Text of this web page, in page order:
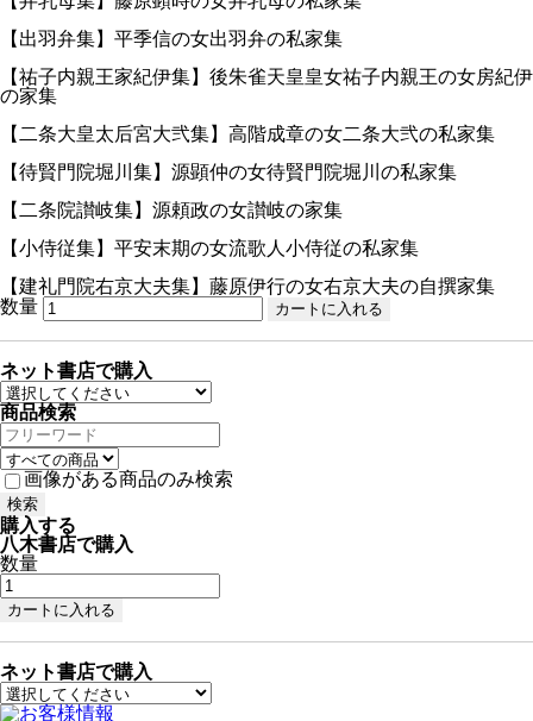
【出羽弁集】平季信の女出羽弁の私家集
【祐子内親王家紀伊集】後朱雀天皇皇女祐子内親王の女房紀伊
の家集
【二条大皇太后宮大弐集】高階成章の女二条大弐の私家集
【待賢門院堀川集】源顕仲の女待賢門院堀川の私家集
【二条院讃岐集】源頼政の女讃岐の家集
【小侍従集】平安末期の女流歌人小侍従の私家集
【建礼門院右京大夫集】藤原伊行の女右京大夫の自撰家集
数量
ネット書店で購入
商品検索
画像がある商品のみ検索
購入する
八木書店で購入
数量
ネット書店で購入